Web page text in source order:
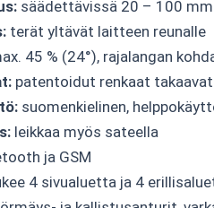
enintään 4000 m²
42 cm